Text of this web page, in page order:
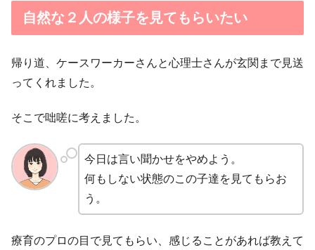
自然な２人の様子を見てもらいたい
帰り道、ケースワーカーさんと心理士さんが玄関まで見送
ってくれました。
そこで咄嗟に考えました。
今日は言い聞かせをやめよう。
何もしない状態のこの子達を見てもらお
う。
療育のプロの目で見てもらい、感じることがあれば教えて